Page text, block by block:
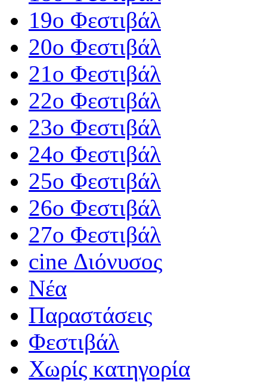
19ο Φεστιβάλ
20ο Φεστιβάλ
21ο Φεστιβάλ
22ο Φεστιβάλ
23ο Φεστιβάλ
24ο Φεστιβάλ
25ο Φεστιβάλ
26ο Φεστιβάλ
27ο Φεστιβάλ
cine Διόνυσος
Νέα
Παραστάσεις
Φεστιβάλ
Χωρίς κατηγορία